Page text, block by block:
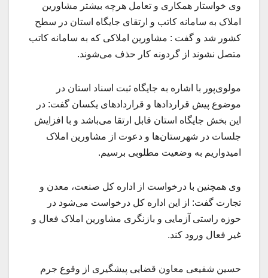
وی خواستار همکاری و تعامل هرچه بیشتر مشاورین
املاک به سامانه کاتب و ارتقای جایگاه استان در سطح
کشور شد و گفت : مشاورین املاکی که به سامانه کاتب
متصل نشوند از گردونه کار حذف می‌شوند.
مولوی‌پور با اشاره به جایگاه ثبت اسناد استان در
موضوع پيش قراردادها و قراردادهای یکسان گفت: در
این بخش جایگاه استان قابل ارتقا می‌باشد و با افزایش
جلسات در شهرستان‌ها و دعوت از مشاورین املاک
امیدواریم به وضعیت مطلوبی برسیم.
وی همچنین با درخواست از اداره کل صنعت، معدن و
تجارت گفت: از این اداره کل درخواست می‌شود در
حوزه راستی آزمایی و بازنگری مشاورین املاک فعال و
غیر فعال ورود کند.
حسین شفیعی معاون قضایی پیشگیری از وقوع جرم